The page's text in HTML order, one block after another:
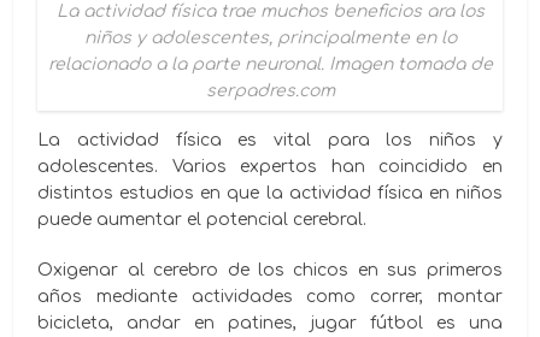
La actividad física trae muchos beneficios ara los
niños y adolescentes, principalmente en lo
relacionado a la parte neuronal. Imagen tomada de
serpadres.com
La actividad física es vital para los niños y
adolescentes. Varios expertos han coincidido en
distintos estudios en que la actividad física en niños
puede aumentar el potencial cerebral.
Oxigenar al cerebro de los chicos en sus primeros
años mediante actividades como correr, montar
bicicleta, andar en patines, jugar fútbol es una